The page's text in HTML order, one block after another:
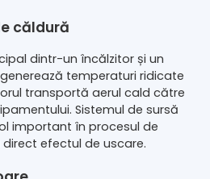
căldură
dintr-un încălzitor și un
temperaturi ridicate
transportă aerul cald către
Sistemul de sursă
important în procesul de
efectul de uscare.